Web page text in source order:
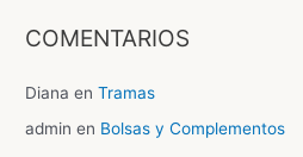
COMENTARIOS
Diana enTramas
admin en Bolsas y Complementos